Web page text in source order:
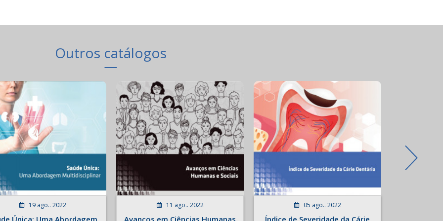
Outros catálogos
19 ago.. 2022
Única: Uma Abordagem
11 ago.. 2022
Avanços em Ciências Humanas
05 ago.. 2022
Índice de Severidade da Cárie